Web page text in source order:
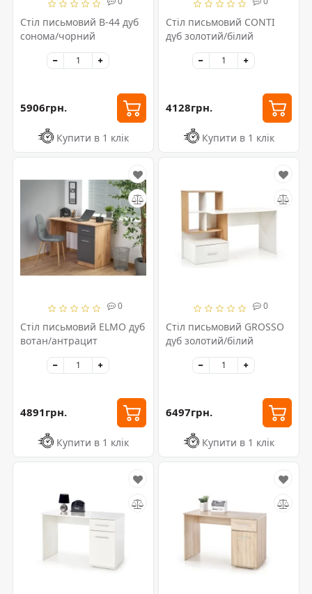
Стіл письмовий B-44 дуб
сонома/чорний
5906грн.
Купити в 1 клік
Стіл письмовий CONTI
дуб золотий/білий
4128грн.
Купити в 1 клік
0
Стіл письмовий ELMO дуб
вотан/антрацит
4891грн.
Купити в 1 клік
0
Стіл письмовий GROSSO
дуб золотий/білий
6497грн.
Купити в 1 клік